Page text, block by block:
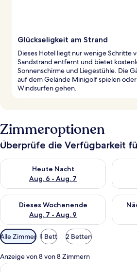
Glückseligkeit am Strand
Dieses Hotel liegt nur wenige Schritte
Sandstrand entfernt und bietet
Sonnenschirme und Liegestühle. Die
auf dem Gelände Minigolf spielen
Windsurfen gehen.
Zimmeroptionen
Überprüfe die Verfügbarkeit
Heute Nacht
Aug. 6 - Aug. 7
Überprüfe die Verfügbarkeit für heute
Dieses Wochenende
Aug. 7 - Aug. 9
Überprüfe die Verfügbarkeit für
Verfügbare
Filter
für
Zimmer
Alle Zimmer 1 Bett 2 Betten
Anzeige von 8 von 8 Zimmern